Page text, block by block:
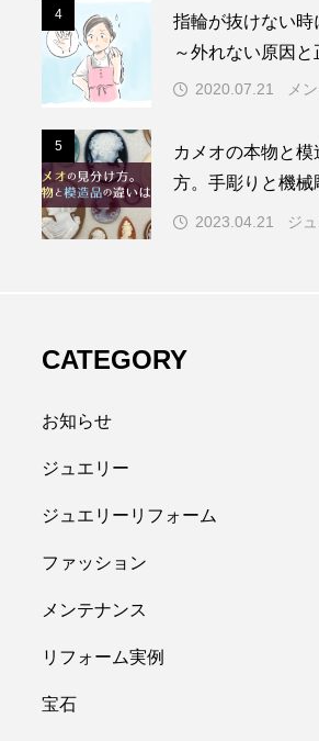
4
指輪が抜けない時
～外れない原因
2020.07.21 メ
5
カメオの本物と
方。手彫りと機械
は？2023.04.21 ジ
CATEGORY
お知らせ
ジュエリー
ジュエリーリフォーム
ファッション
メンテナンス
リフォーム実例
宝石